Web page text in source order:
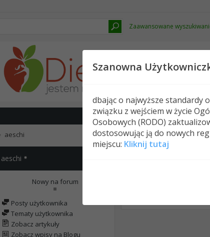
Zaawansowane
aeschi
aeschi
Nowy na forum
Posty użytkownika
Tematy użytkownika
Zobacz artykuły
Zobacz wpisy na Blogu
Szanowna
dbając o najwyższe standardy
związku z wejściem w życie
Osobowych (RODO)
dostosowując ją do nowych
miejscu: Kliknij tutaj